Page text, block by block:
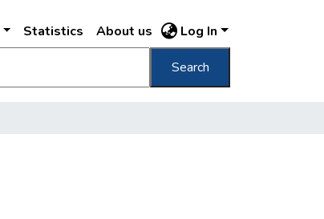
Statistics About us Log In
Search